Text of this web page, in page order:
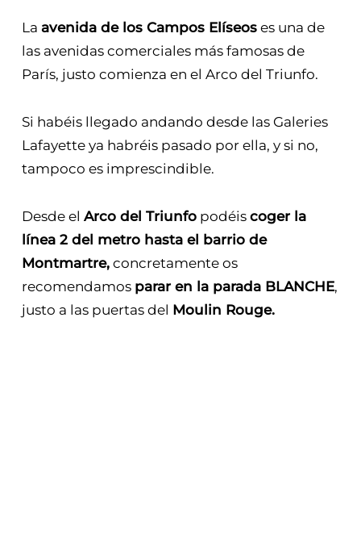
La avenida de los Campos Elíseoses una de
las avenidas comerciales más famosas de
París, justo comienza en el Arco del Triunfo.
Si habéis llegado andando desde las Galeries
Lafayette ya habréis pasado por ella, y si no,
tampoco es imprescindible.
Desde el Arco del Triunfopodéis coger la
línea 2 del metro hasta el barrio de
Montmartre,concretamente os
recomendamos parar en la parada BLANCHE,
justo a las puertas del Moulin Rouge.